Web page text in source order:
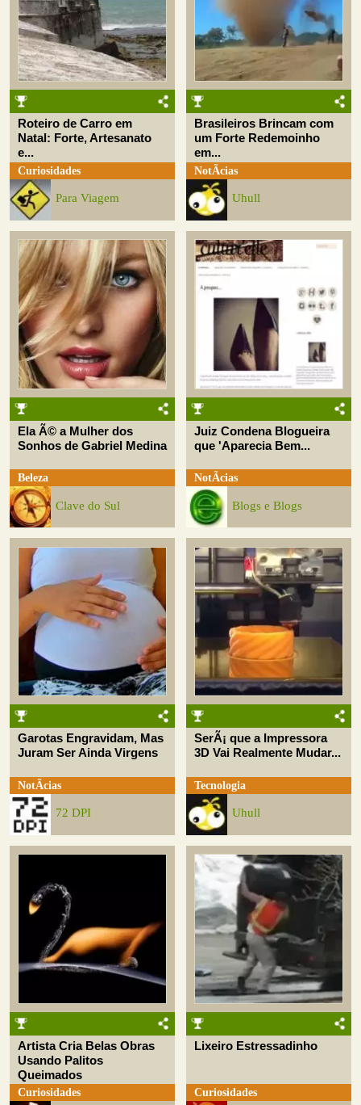
Roteiro de Carro em
Natal: Forte, Artesanato
e...
Curiosidades
Para Viagem
Brasileiros Brincam com
um Forte Redemoinho
em...
NotÃ­cias
Uhull
Ela Ã© a Mulher dos
Sonhos de Gabriel Medina
Beleza
Clave do Sul
Juiz Condena Blogueira
que 'Aparecia Bem...
NotÃ­cias
Blogs e Blogs
Garotas Engravidam, Mas
Juram Ser Ainda Virgens
NotÃ­cias
72 DPI
SerÃ¡ que a Impressora
3D Vai Realmente Mudar...
Tecnologia
Uhull
Artista Cria Belas Obras
Usando Palitos
Queimados
Curiosidades
Lixeiro Estressadinho
Curiosidades